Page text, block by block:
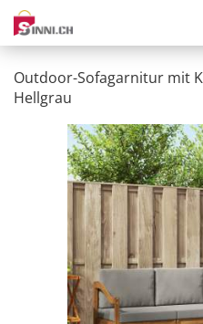
Outdoor-Sofagarnitur mit
Hellgrau